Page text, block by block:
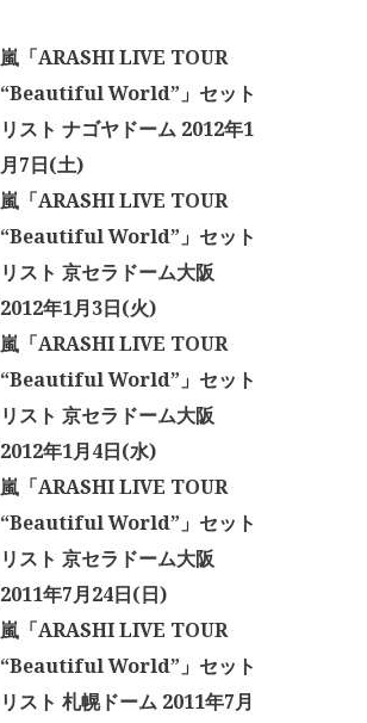
嵐「ARASHI LIVE TOUR
“Beautiful World”」セット
リスト ナゴヤドーム 2012年1
月7日(土)
嵐「ARASHI LIVE TOUR
“Beautiful World”」セット
リスト 京セラドーム大阪
2012年1月3日(火)
嵐「ARASHI LIVE TOUR
“Beautiful World”」セット
リスト 京セラドーム大阪
2012年1月4日(水)
嵐「ARASHI LIVE TOUR
“Beautiful World”」セット
リスト 京セラドーム大阪
2011年7月24日(日)
嵐「ARASHI LIVE TOUR
“Beautiful World”」セット
リスト 札幌ドーム 2011年7月